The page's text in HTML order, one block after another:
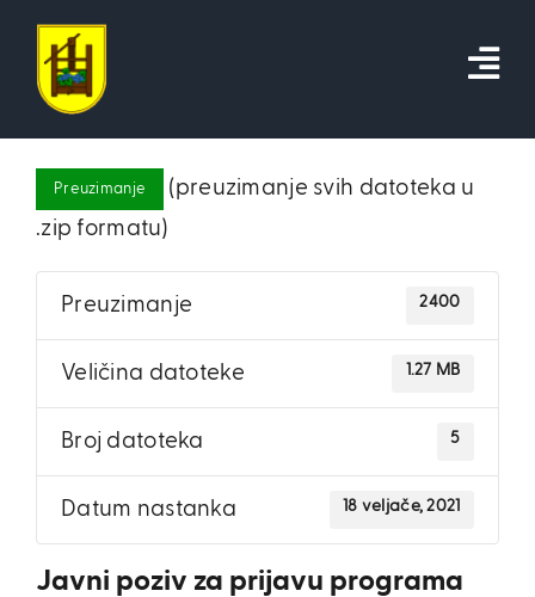
content
Preuzimanje
(preuzimanje svih datoteka u
.zip formatu)
Preuzimanje 2400
Veličina datoteke 1.27 MB
Broj datoteka 5
Datum nastanka 18 veljače, 2021
Javni poziv za prijavu programa